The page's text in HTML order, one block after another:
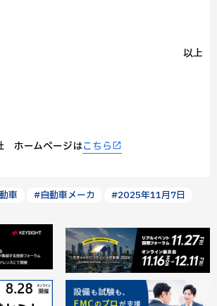
以上
ホームページはこちら
車 #自動車メーカ #2025年11月7日